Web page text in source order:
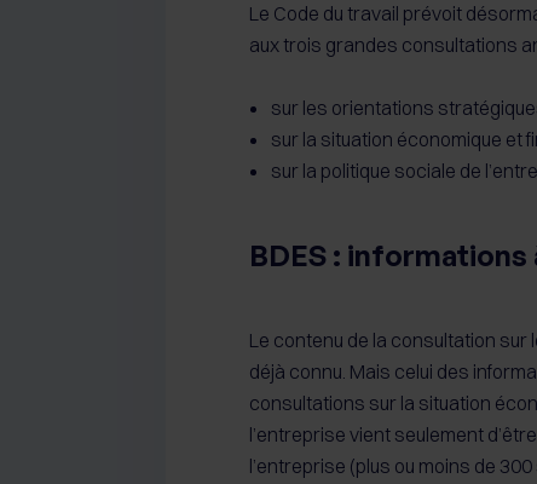
Le Code du travail prévoit
aux trois grandes consultations
sur les orientations
sur la situation économique et
sur la politique sociale de
BDES :
Le contenu de la consultation
déjà connu. Mais celui des
consultations sur la situation
l’entreprise vient seulement
l’entreprise (plus ou moins de